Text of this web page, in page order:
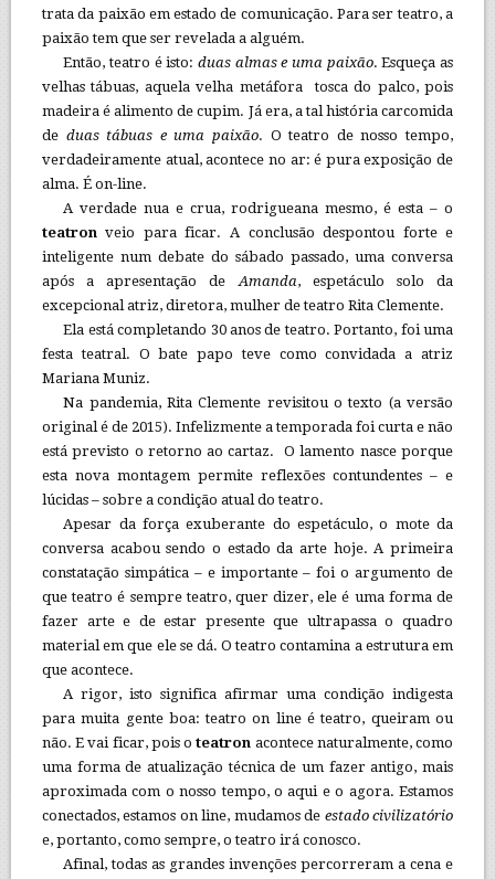
trata da paixão em estado de comunicação. Para ser teatro, a
paixão tem que ser revelada a alguém.
Então, teatro é isto:duas almas e uma paixão. Esqueça as
velhas tábuas, aquela velha metáfora tosca do palco, pois
madeira é alimento de cupim. Já era, a tal história carcomida
de duas tábuas e uma paixão. O teatro de nosso tempo,
verdadeiramente atual, acontece no ar: é pura exposição de
alma. É on-line.
A verdade nua e crua, rodrigueana mesmo, é esta – o
teatronveio para ficar. A conclusão despontou forte e
inteligente num debate do sábado passado, uma conversa
após a apresentação deAmanda, espetáculo solo da
excepcional atriz, diretora, mulher de teatro Rita Clemente.
Ela está completando 30 anos de teatro. Portanto, foi uma
festa teatral. O bate papo teve como convidada a atriz
Mariana Muniz.
Na pandemia, Rita Clemente revisitou o texto (a versão
original é de 2015). Infelizmente a temporada foi curta e não
está previsto o retorno ao cartaz. O lamento nasce porque
esta nova montagem permite reflexões contundentes – e
lúcidas – sobre a condição atual do teatro.
Apesar da força exuberante do espetáculo, o mote da
conversa acabou sendo o estado da arte hoje. A primeira
constatação simpática – e importante – foi o argumento de
que teatro é sempre teatro, quer dizer, ele é uma forma de
fazer arte e de estar presente que ultrapassa o quadro
material em que ele se dá. O teatro contamina a estrutura em
que acontece.
A rigor, isto significa afirmar uma condição indigesta
para muita gente boa: teatro on line é teatro, queiram ou
não. E vai ficar, pois oteatron acontece naturalmente, como
uma forma de atualização técnica de um fazer antigo, mais
aproximada com o nosso tempo, o aqui e o agora. Estamos
conectados, estamos on line, mudamos de estado civilizatório
e, portanto, como sempre, o teatro irá conosco.
Afinal, todas as grandes invenções percorreram a cena e